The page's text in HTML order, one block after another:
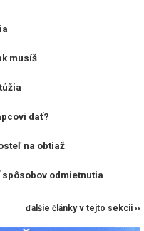
musíš
dať?
na obtiaž
odmietnutia
ďalšie články v tejto sekcii ››